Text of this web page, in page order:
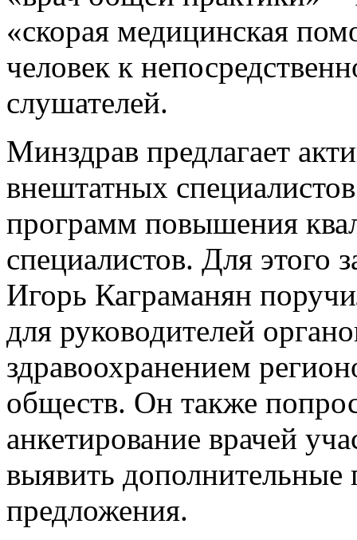
«скорая медицинская
человек к
слушателей.
Минздрав предлагает
внештатных
программ повышения
специалистов. Для этого
Игорь Каграманян
для руководителей
здравоохранением
обществ. Он также
анкетирование врачей
выявить
предложения.